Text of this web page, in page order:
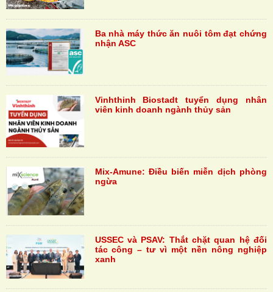
Ba nhà máy thức ăn nuôi tôm đạt chứng
nhận ASC
Vinhthinh Biostadt tuyển dụng nhân
viên kinh doanh ngành thủy sản
Mix-Amune: Điều biến miễn dịch phòng
ngừa
USSEC và PSAV: Thắt chặt quan hệ đối
tác công – tư vì một nền nông nghiệp
xanh